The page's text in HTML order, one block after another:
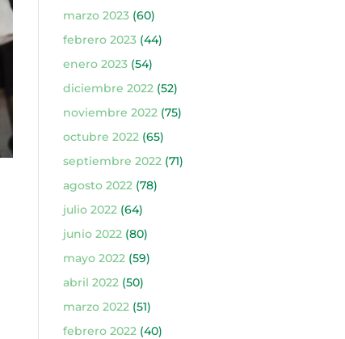
marzo 2023(60)
febrero 2023(44)
enero 2023(54)
diciembre 2022(52)
noviembre 2022(75)
octubre 2022(65)
septiembre 2022(71)
agosto 2022(78)
julio 2022(64)
junio 2022(80)
mayo 2022(59)
abril 2022(50)
marzo 2022(51)
febrero 2022(40)